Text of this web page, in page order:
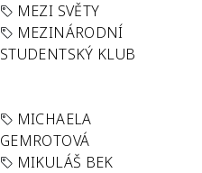
MEZI SVĚTY
MEZINÁRODNÍ
STUDENTSKÝ KLUB
MICHAELA
GEMROTOVÁ
MIKULÁŠ BEK